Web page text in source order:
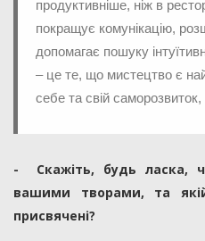
продуктивніше, ніж в
покращує комунікацію,
допомагає пошуку
– це те, що мистецтво є
себе та свій
- Скажіть, будь ласка,
вашими творами, та
присвячені?